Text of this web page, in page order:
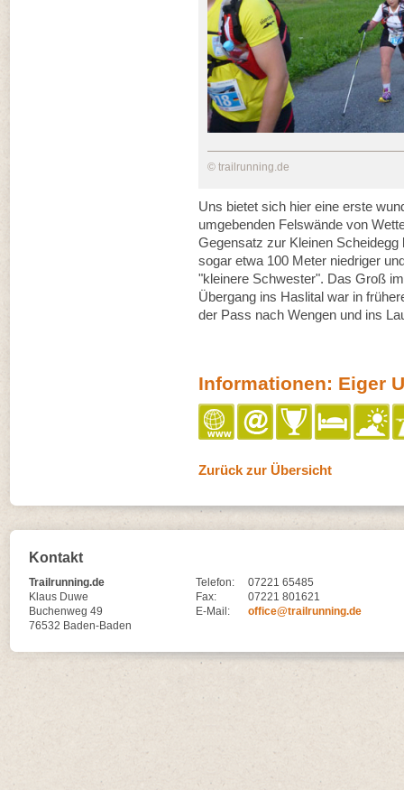
© trailrunning.de
Uns bietet sich hier eine erste
umgebenden Felswände von
Gegensatz zur Kleinen
sogar etwa 100 Meter niedriger
"kleinere Schwester". Das Groß
Übergang ins Haslital war in
der Pass nach Wengen und ins
Informationen: Eiger
Zurück zur Übersicht
Kontakt
Trailrunning.de
Klaus Duwe
Buchenweg 49
76532 Baden-Baden
Telefon:
07221 65485
Fax:
07221 801621
E-Mail:
office@trailrunning.de